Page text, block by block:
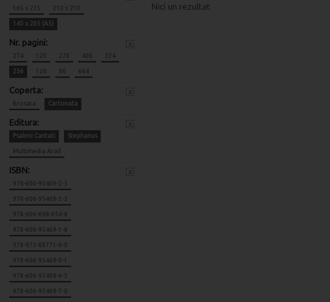
165 x 235 210 x 210
145 x 205 (A5)
Nr. pagini:
274 120 270 400 334
256 120 80 664
Coperta:
Brosata Cartonata
Editura:
Psalmii Cantati Stephanus
Multimedia Arad
ISBN:
978-606-95469-2-5
978-606-95469-3-2
978-606-698-054-8
978-606-95469-1-8
978-973-88771-6-0
978-606-95469-0-1
978-606-95469-6-3
978-606-95469-7-0
Nici un rezultat